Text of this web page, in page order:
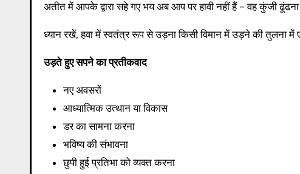
अतीत में आपके द्वारा सहे गए भय अब आप पर हावी नहीं हैं – वह कुंजी ढूंढना
ध्यान रखें, हवा में स्वतंत्र रूप से उड़ना किसी विमान में उड़ने की तुलना
उड़ते हुए सपने का प्रतीकवाद
नए अवसरों
आध्यात्मिक उत्थान या विकास
डर का सामना करना
भविष्य की संभावना
छुपी हुई प्रतिभा को व्यक्त करना